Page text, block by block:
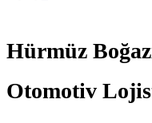
Hürmüz
Otomotiv